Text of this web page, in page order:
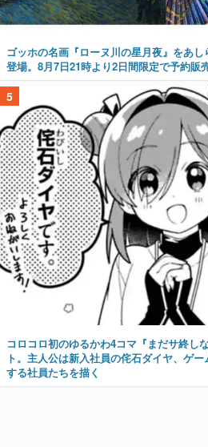
ゴッホの名画『ローヌ川の星月夜』をあ
登場。8月7日21時より2日間限定で予約販
5
コロコロ初のゆるかわ4コマ『まだサ終し
ト。主人公は新入社員の侘石ダイヤ、ゲ
する社員たちを描く